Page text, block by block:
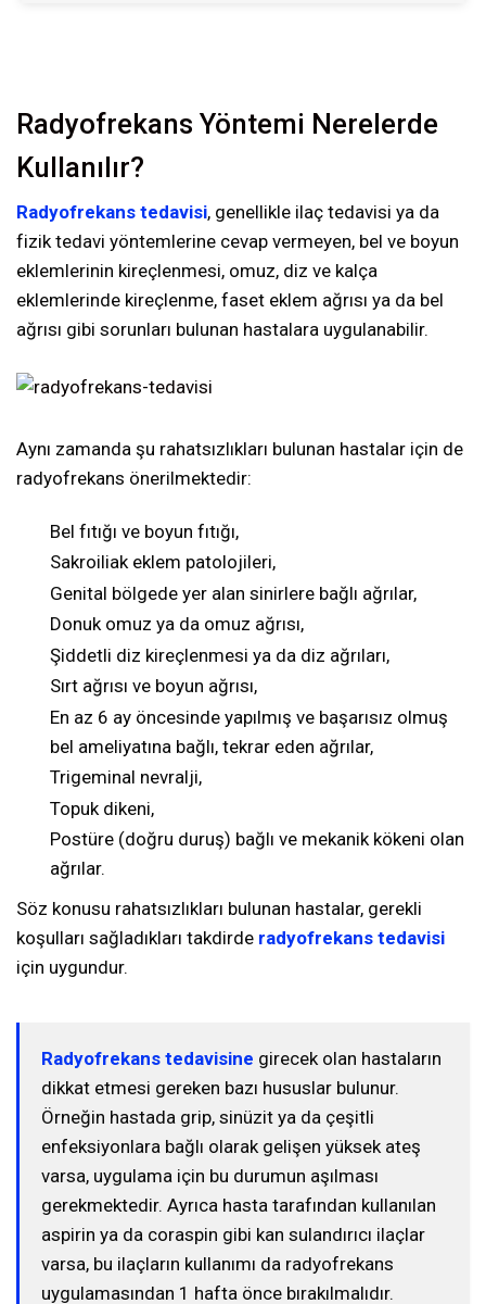
Radyofrekans Yöntemi Nerelerde
Kullanılır?
Radyofrekans tedavisi, genellikle ilaç tedavisi ya da
fizik tedavi yöntemlerine cevap vermeyen, bel ve boyun
eklemlerinin kireçlenmesi, omuz, diz ve kalça
eklemlerinde kireçlenme, faset eklem ağrısı ya da bel
ağrısı gibi sorunları bulunan hastalara uygulanabilir.
Aynı zamanda şu rahatsızlıkları bulunan hastalar için de
radyofrekans önerilmektedir:
Bel fıtığı ve boyun fıtığı,
Sakroiliak eklem patolojileri,
Genital bölgede yer alan sinirlere bağlı ağrılar,
Donuk omuz ya da omuz ağrısı,
Şiddetli diz kireçlenmesi ya da diz ağrıları,
Sırt ağrısı ve boyun ağrısı,
En az 6 ay öncesinde yapılmış ve başarısız olmuş
bel ameliyatına bağlı, tekrar eden ağrılar,
Trigeminal nevralji,
Topuk dikeni,
Postüre (doğru duruş) bağlı ve mekanik kökeni olan
ağrılar.
Söz konusu rahatsızlıkları bulunan hastalar, gerekli
koşulları sağladıkları takdirde radyofrekans tedavisi
için uygundur.
Radyofrekans tedavisine girecek olan hastaların
dikkat etmesi gereken bazı hususlar bulunur.
Örneğin hastada grip, sinüzit ya da çeşitli
enfeksiyonlara bağlı olarak gelişen yüksek ateş
varsa, uygulama için bu durumun aşılması
gerekmektedir. Ayrıca hasta tarafından kullanılan
aspirin ya da coraspin gibi kan sulandırıcı ilaçlar
varsa, bu ilaçların kullanımı da radyofrekans
uygulamasından 1 hafta önce bırakılmalıdır.